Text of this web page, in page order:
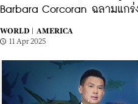
Barbara Corcoran ฉลามแกร่
WORLD |
AMERICA
11 Apr 2025